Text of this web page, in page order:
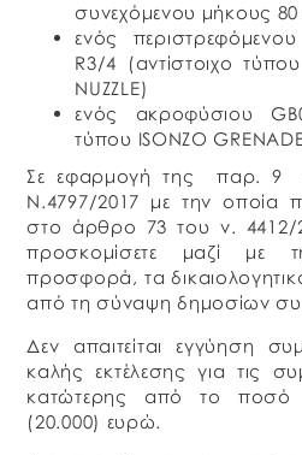
συνεχόμενου μήκους 80
ενός
R3/4 (αντίστοιχο
NUZZLE)
ενός ακροφύσιου
τύπου ISONZO
Σε εφαρμογή της παρ. 9
Ν.4797/2017 με την οποία
στο άρθρο 73 του ν.
προσκομίσετε μαζί με
προσφορά, τα
από τη σύναψη δημοσίων
Δεν απαιτείται εγγύηση
καλής εκτέλεσης για τις
κατώτερης από το ποσό
(20.000) ευρώ.